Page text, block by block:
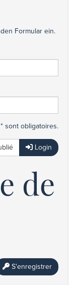
Formular ein.
sont obligatoires.
Login
de
S'enregistrer